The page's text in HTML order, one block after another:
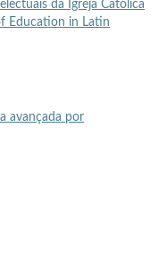
da Igreja Católica
Education in Latin
avançada por